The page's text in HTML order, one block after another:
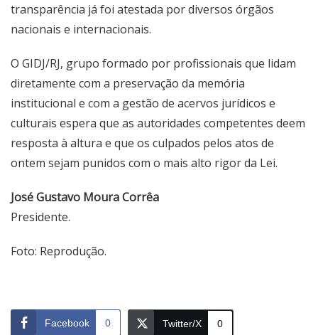
transparência já foi atestada por diversos órgãos
nacionais e internacionais.
O GIDJ/RJ, grupo formado por profissionais que lidam
diretamente com a preservação da memória
institucional e com a gestão de acervos jurídicos e
culturais espera que as autoridades competentes deem
resposta à altura e que os culpados pelos atos de
ontem sejam punidos com o mais alto rigor da Lei.
José Gustavo Moura Corrêa
Presidente.
Foto: Reprodução.
Facebook 0 Twitter/X 0